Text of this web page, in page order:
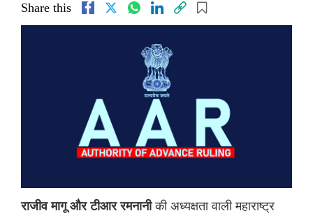
Share this
राजीव मागू और टीआर रमनानीकी अध्यक्षता वाली महाराष्ट्र